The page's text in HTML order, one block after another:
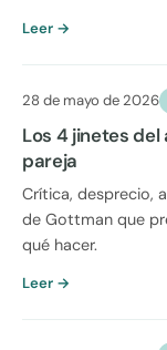
Leer →
28 de mayo de 2026
Los 4 jinetes
pareja
Crítica, desprecio,
de Gottman que
qué hacer.
Leer →